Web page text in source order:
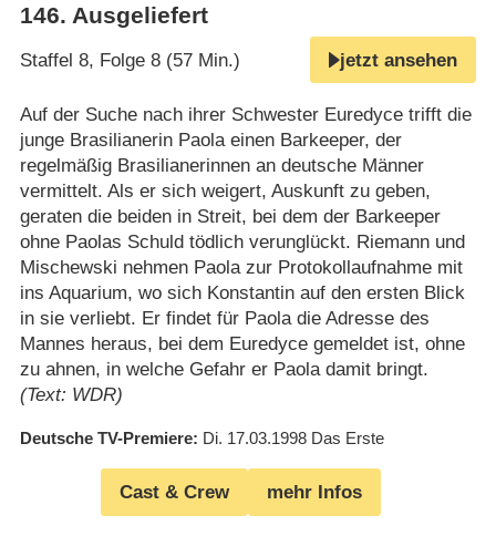
146. Ausgeliefert
Staffel 8, Folge 8 (57 Min.) jetzt ansehen
Auf der Suche nach ihrer Schwester Euredyce trifft die
junge Brasilianerin Paola einen Barkeeper, der
regelmäßig Brasilianerinnen an deutsche Männer
vermittelt. Als er sich weigert, Auskunft zu geben,
geraten die beiden in Streit, bei dem der Barkeeper
ohne Paolas Schuld tödlich verunglückt. Riemann und
Mischewski nehmen Paola zur Protokollaufnahme mit
ins Aquarium, wo sich Konstantin auf den ersten Blick
in sie verliebt. Er findet für Paola die Adresse des
Mannes heraus, bei dem Euredyce gemeldet ist, ohne
zu ahnen, in welche Gefahr er Paola damit bringt.
(Text: WDR)
Deutsche TV-Premiere Di. 17.03.1998 Das Erste
Cast & Crew mehr Infos